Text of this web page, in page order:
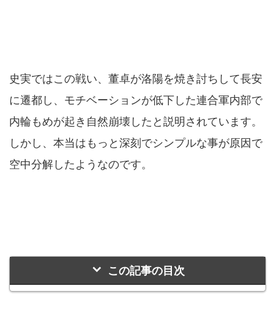
史実ではこの戦い、董卓が洛陽を焼き討ちして長安
に遷都し、モチベーションが低下した連合軍内部で
内輪もめが起き自然崩壊したと説明されています。
しかし、本当はもっと深刻でシンプルな事が原因で
空中分解したようなのです。
この記事の目次